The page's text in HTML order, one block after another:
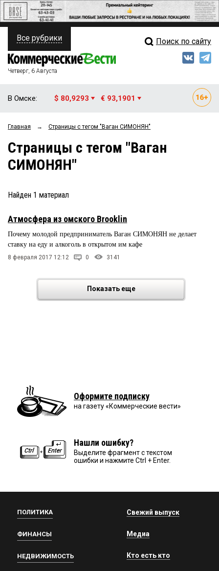
ПОЛИТИКА
ФИНАНСЫ
ОБЩЕСТВО
ЗАКОН
ПРОИСШЕСТВИЯ
СТИЛЬ ЖИЗНИ
Свежий выпуск
Мнения
Рейтинги
Все рубрики Поиск по сайту
Четверг, 6 Августа
В Омске: $ 80,9293 € 93,1901
Главная → Страницы c тегом "Ваган СИМОНЯН"
Страницы c тегом "Ваган
СИМОНЯН"
Найден 1 материал
Атмосфера из омского Brooklin
Почему молодой предприниматель Ваган СИМОНЯН не делает
ставку на еду и алкоголь в открытом им кафе
8 февраля 2017 12:12 0 3141
Показать еще
Оформите подписку
на газету «Коммерческие вести»
Нашли ошибку?
Выделите фрагмент с текстом
ошибки и нажмите Ctrl + Enter.
ПОЛИТИКА
ФИНАНСЫ
НЕДВИЖИМОСТЬ
Свежий выпуск
Медиа
Кто есть кто